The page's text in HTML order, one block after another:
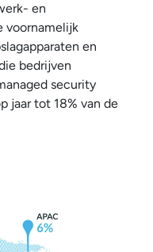
en
voornamelijk
en
bedrijven
security
jaar tot 18% van de